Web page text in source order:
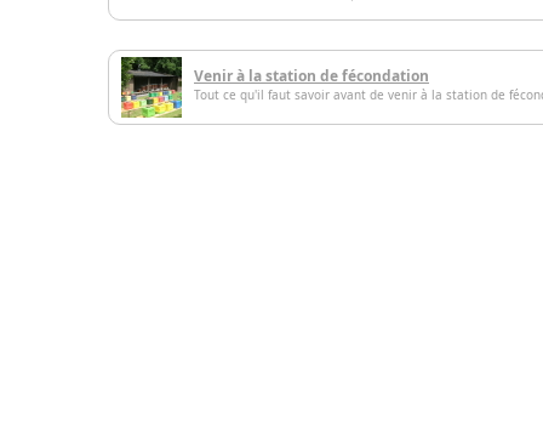
Venir à la station de fécondation
Tout ce qu'il faut savoir avant de venir à la station de